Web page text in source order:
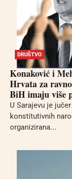
DRUŠTVO
Konaković i
Hrvata za
BiH imaju više
U Sarajevu je
konstitutivnih
organizirana...